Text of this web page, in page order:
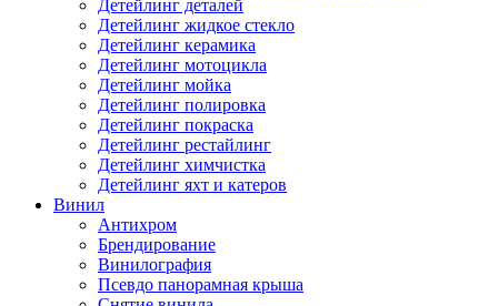
Детейлинг деталей
Детейлинг жидкое стекло
Детейлинг керамика
Детейлинг мотоцикла
Детейлинг мойка
Детейлинг полировка
Детейлинг покраска
Детейлинг рестайлинг
Детейлинг химчистка
Детейлинг яхт и катеров
Винил
Антихром
Брендирование
Винилография
Псевдо панорамная крыша